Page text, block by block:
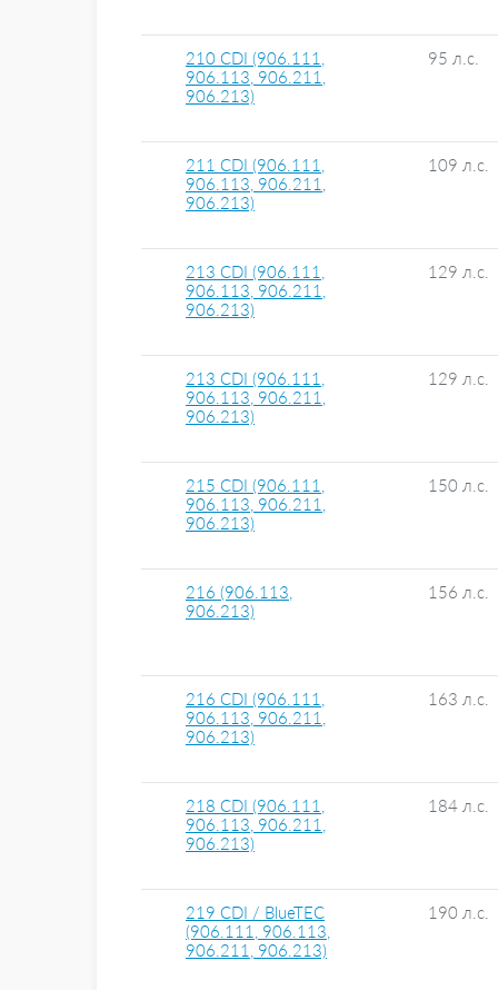
210 CDI (906.111,
906.113, 906.211,
906.213)
95 л.с.
211 CDI (906.111,
906.113, 906.211,
906.213)
109 л.с.
213 CDI (906.111,
906.113, 906.211,
906.213)
129 л.с.
213 CDI (906.111,
906.113, 906.211,
906.213)
129 л.с.
215 CDI (906.111,
906.113, 906.211,
906.213)
150 л.с.
216 (906.113,
906.213)
156 л.с.
216 CDI (906.111,
906.113, 906.211,
906.213)
163 л.с.
218 CDI (906.111,
906.113, 906.211,
906.213)
184 л.с.
219 CDI / BlueTEC
(906.111, 906.113,
906.211, 906.213)
190 л.с.